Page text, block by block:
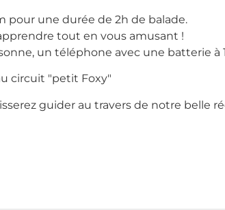
pour une durée de 2h de balade.
tout en vous amusant !
un téléphone avec une batterie à
circuit "petit Foxy"
guider au travers de notre belle